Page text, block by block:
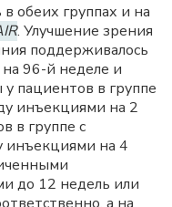
обеих группах и на
. Улучшение зрения
поддерживалось
96-й неделе и
пациентов в группе
инъекциями на 2
в группе с
инъекциями на 4
до 12 недель или
а на